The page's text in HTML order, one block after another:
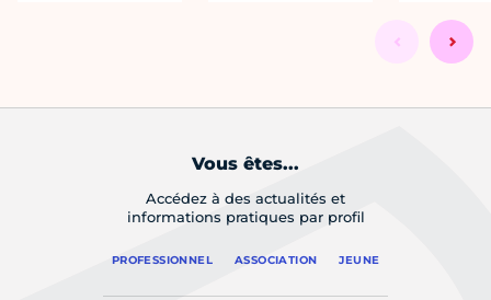
Vous êtes...
Accédez à des actualités et
informations pratiques par profil
PROFESSIONNEL ASSOCIATION JEUNE